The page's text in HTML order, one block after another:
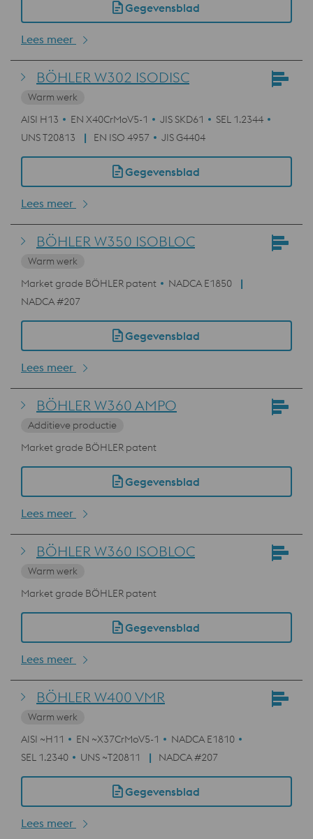
Gegevensblad
Lees meer
BÖHLER W302 ISODISC
Warm werk
AISI H13
EN X40CrMoV5-1 JIS SKD61
SEL 1.2344
UNS T20813
EN ISO 4957 JIS G4404
Gegevensblad
Lees meer
BÖHLER W350 ISOBLOC
Warm werk
Market grade BÖHLER patent
NADCA E1850
NADCA #207
Gegevensblad
Lees meer
BÖHLER W360 AMPO
Additieve productie
Market grade BÖHLER patent
Gegevensblad
Lees meer
BÖHLER W360 ISOBLOC
Warm werk
Market grade BÖHLER patent
Gegevensblad
Lees meer
BÖHLER W400 VMR
Warm werk
AISI ~H11
EN ~X37CrMoV5-1
NADCA E1810
SEL 1.2340
UNS ~T20811 NADCA #207
Gegevensblad
Lees meer